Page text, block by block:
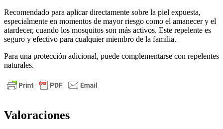
Recomendado para aplicar directamente sobre la piel expuesta,
especialmente en momentos de mayor riesgo como el amanecer y el
atardecer, cuando los mosquitos son más activos. Este repelente es
seguro y efectivo para cualquier miembro de la familia.
Para una protección adicional, puede complementarse con repelentes
naturales.
Valoraciones